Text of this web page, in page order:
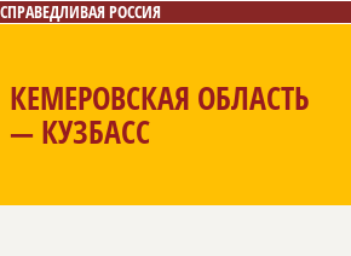
СПРАВЕДЛИВАЯ РОССИЯ
КЕМЕРОВСКАЯ ОБЛАСТЬ
— КУЗБАСС